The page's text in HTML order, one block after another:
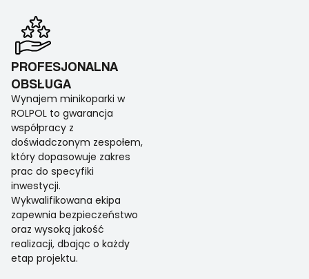
PROFESJONALNA
OBSŁUGA
Wynajem minikoparki w
ROLPOL to gwarancja
współpracy z
doświadczonym zespołem,
który dopasowuje zakres
prac do specyfiki
inwestycji.
Wykwalifikowana ekipa
zapewnia bezpieczeństwo
oraz wysoką jakość
realizacji, dbając o każdy
etap projektu.